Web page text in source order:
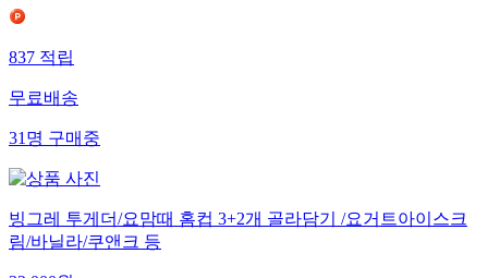
837적립
무료배송
31명구매중
빙그레 투게더/요맘때 홈컵 3+2개 골라담기 /요거트아이스크
림/바닐라/쿠앤크 등